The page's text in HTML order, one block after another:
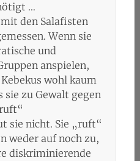
…
den Salafisten
Wenn sie
und
anspielen,
wohl kaum
sie zu Gewalt gegen
sie nicht. Sie „ruft“
weder auf noch zu,
diskriminierende